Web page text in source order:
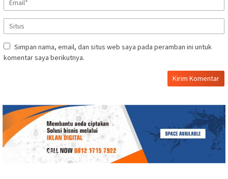
Simpan nama, email, dan situs web saya pada peramban ini untuk
komentar saya berikutnya.